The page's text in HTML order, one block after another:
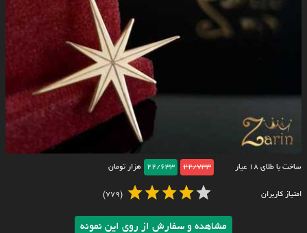
ساخت با طلای ۱۸ عیار 22/733
22/633 هزار تومان
امتیاز کاربران (779)
مشاهده و سفارش از روی این نمونه